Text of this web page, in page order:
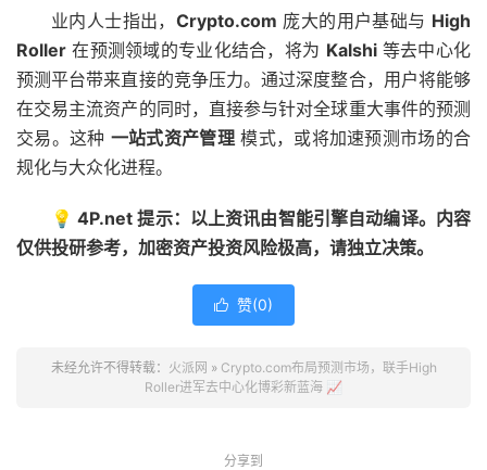
业内人士指出， Crypto.com 庞大的用户基础与 High
Roller 在预测领域的专业化结合，将为 Kalshi等去中心化
预测平台带来直接的竞争压力。通过深度整合，用户将能够
在交易主流资产的同时，直接参与针对全球重大事件的预测
交易。这种 一站式资产管理 模式，或将加速预测市场的合
规化与大众化进程。
💡 4P.net 提示：以上资讯由智能引擎自动编译。内容
仅供投研参考，加密资产投资风险极高，请独立决策。
 赞(0)
未经允许不得转载： 火派网 » Crypto.com布局预测市场，联手High
Roller进军去中心化博彩新蓝海 📈
分享到